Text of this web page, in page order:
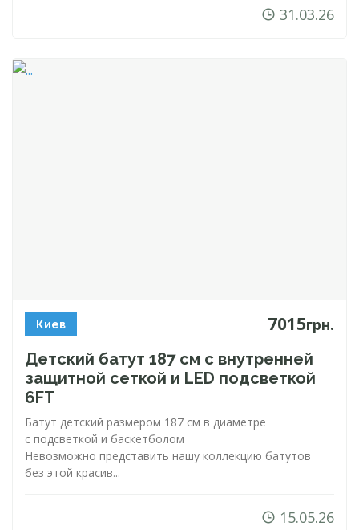
31.03.26
Киев 7015грн.
Детский батут 187 см с внутренней
защитной сеткой и LED подсветкой
6FT
Батут детский размером 187 см в диаметре
с подсветкой и баскетболом
Невозможно представить нашу коллекцию батутов
без этой красив...
15.05.26